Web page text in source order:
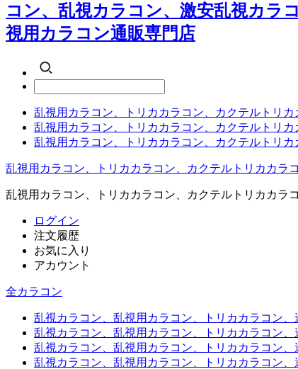
コン、乱視カラコン、激安乱視カラ
視用カラコン通販専門店
乱視用カラコン、トリカカラコン、カクテルトリ
乱視用カラコン、トリカカラコン、カクテルトリ
乱視用カラコン、トリカカラコン、カクテルトリ
乱視用カラコン、トリカカラコン、カクテルトリカカラ
乱視用カラコン、トリカカラコン、カクテルトリカカラ
ログイン
注文履歴
お気に入り
アカウント
全カラコン
乱視カラコン、乱視用カラコン、トリカカラコン
乱視カラコン、乱視用カラコン、トリカカラコン
乱視カラコン、乱視用カラコン、トリカカラコン
乱視カラコン、乱視用カラコン、トリカカラコン